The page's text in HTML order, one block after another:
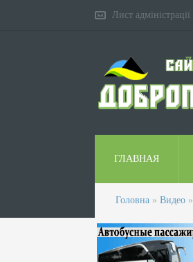
Лист адміністрації
ГЛАВНАЯ
Головна » Видео »